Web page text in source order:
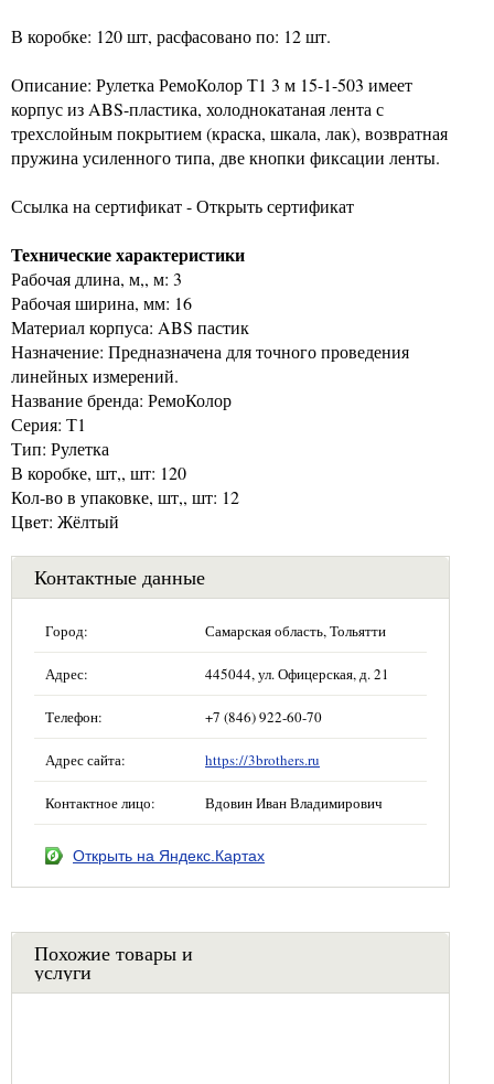
В коробке: 120 шт, расфасовано по: 12 шт.
Описание: Рулетка РемоКолор Т1 3 м 15-1-503 имеет
корпус из ABS-пластика, холоднокатаная лента с
трехслойным покрытием (краска, шкала, лак), возвратная
пружина усиленного типа, две кнопки фиксации ленты.
Ссылка на сертификат - Открыть сертификат
Технические характеристики
Рабочая длина, м,, м: 3
Рабочая ширина, мм: 16
Материал корпуса: ABS пастик
Назначение: Предназначена для точного проведения
линейных измерений.
Название бренда: РемоКолор
Серия: Т1
Тип: Рулетка
В коробке, шт,, шт: 120
Кол-во в упаковке, шт,, шт: 12
Цвет: Жёлтый
Контактные данные
Город: Самарская область, Тольятти
Адрес: 445044, ул. Офицерская, д. 21
Телефон: +7 (846) 922-60-70
Адрес сайта: https://3brothers.ru
Контактное лицо: Вдовин Иван Владимирович
Открыть на Яндекс.Картах
Похожие товары и
услуги